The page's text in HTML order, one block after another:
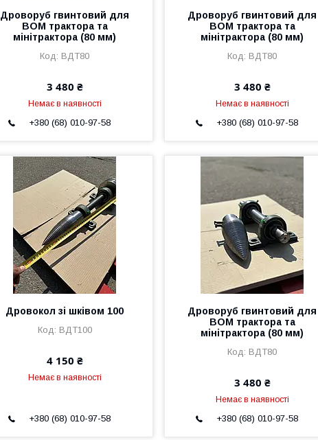
Дроворуб гвинтовий для
ВОМ трактора та
мінітрактора (80 мм)
ВДТ80
3 480 ₴
Немає в наявності
+380 (68) 010-97-58
Дроворуб гвинтовий для
ВОМ трактора та
мінітрактора (80 мм)
ВДТ80
3 480 ₴
Немає в наявності
+380 (68) 010-97-58
Дровокол зі шківом 100
ВДТ100
4 150 ₴
Немає в наявності
+380 (68) 010-97-58
Дроворуб гвинтовий для
ВОМ трактора та
мінітрактора (80 мм)
ВДТ80
3 480 ₴
Немає в наявності
+380 (68) 010-97-58